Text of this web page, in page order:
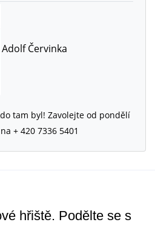
Adolf Červinka
tam byl! Zavolejte od pondělí
+ 420 7336 5401
hřiště. Podělte se s